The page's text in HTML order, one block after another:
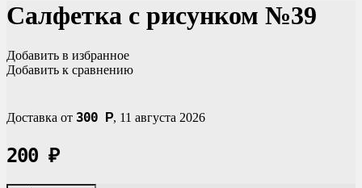
Салфетка с рисунком №39
Добавить в избранное
Добавить к сравнению
Доставка от 300 Р, 11 августа 2026
200 ₽